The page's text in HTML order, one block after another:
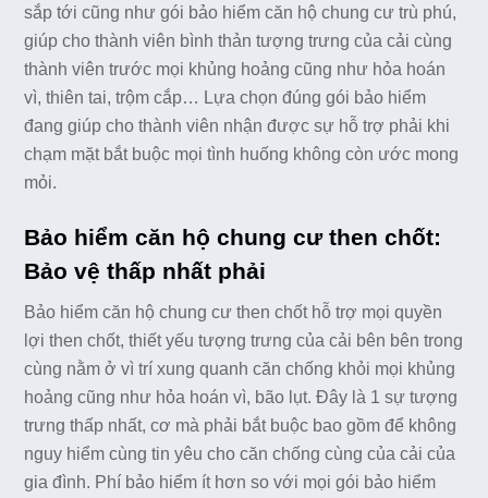
sắp tới cũng như gói bảo hiểm căn hộ chung cư trù phú,
giúp cho thành viên bình thản tượng trưng của cải cùng
thành viên trước mọi khủng hoảng cũng như hỏa hoán
vì, thiên tai, trộm cắp… Lựa chọn đúng gói bảo hiểm
đang giúp cho thành viên nhận được sự hỗ trợ phải khi
chạm mặt bắt buộc mọi tình huống không còn ước mong
mỏi.
Bảo hiểm căn hộ chung cư then chốt:
Bảo vệ thấp nhất phải
Bảo hiểm căn hộ chung cư then chốt hỗ trợ mọi quyền
lợi then chốt, thiết yếu tượng trưng của cải bên bên trong
cùng nằm ở vì trí xung quanh căn chống khỏi mọi khủng
hoảng cũng như hỏa hoán vì, bão lụt. Đây là 1 sự tượng
trưng thấp nhất, cơ mà phải bắt buộc bao gồm để không
nguy hiểm cùng tin yêu cho căn chống cùng của cải của
gia đình. Phí bảo hiểm ít hơn so với mọi gói bảo hiểm